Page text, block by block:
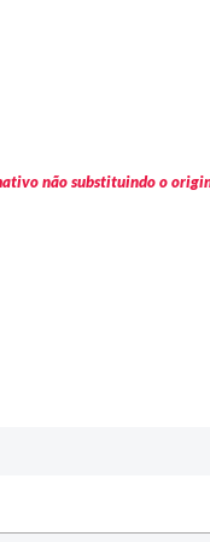
não substituindo o